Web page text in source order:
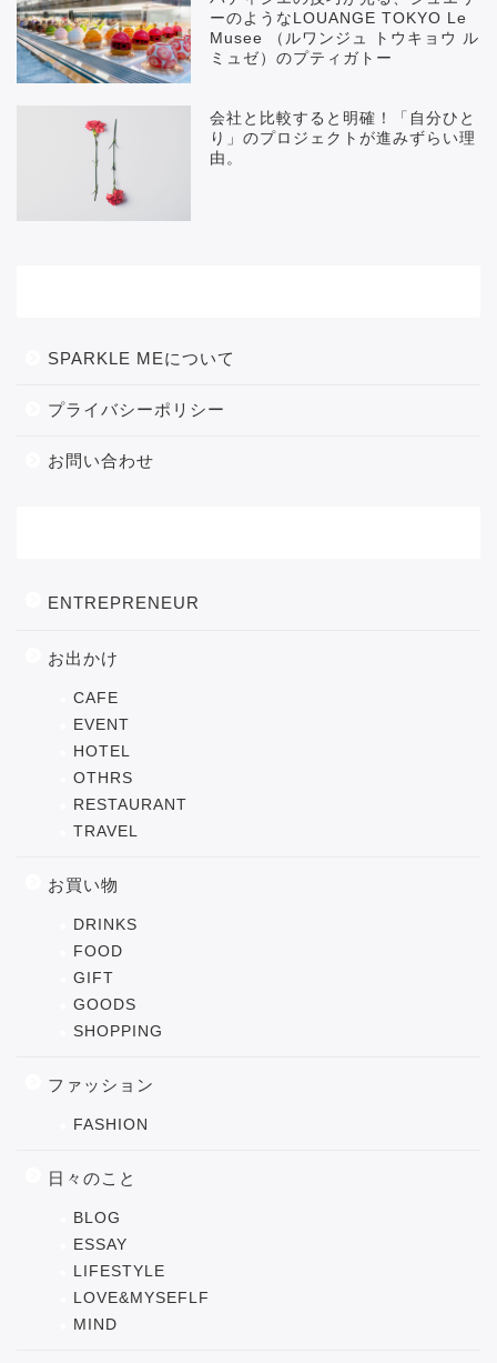
ーのようなLOUANGE TOKYO Le
Musee （ルワンジュ トウキョウ ル
ミュゼ）のプティガトー
会社と比較すると明確！「自分ひと
り」のプロジェクトが進みずらい理
由。
SPARKLE MEについて
プライバシーポリシー
お問い合わせ
ENTREPRENEUR
お出かけ
CAFE
EVENT
HOTEL
OTHRS
RESTAURANT
TRAVEL
お買い物
DRINKS
FOOD
GIFT
GOODS
SHOPPING
ファッション
FASHION
日々のこと
BLOG
ESSAY
LIFESTYLE
LOVE&MYSEFLF
MIND